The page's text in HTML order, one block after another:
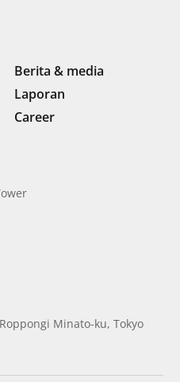
Berita & media
Laporan
Career
Minato-ku, Tokyo